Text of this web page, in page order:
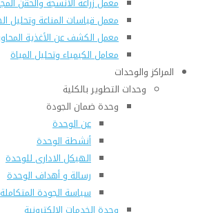
معمل قياسات المناعة وتحليل
معمل الكشف عن الأغذية
معامل الكيمياء وتحليل المياة
المراكز والوحدات
وحدات التطوير بالكلية
وحدة ضمان الجودة
عن الوحدة
أنشطة الوحدة
الهيكل الادارى للوحدة
رسالة و أهداف الوحدة
سياسة الجودة المتكاملة